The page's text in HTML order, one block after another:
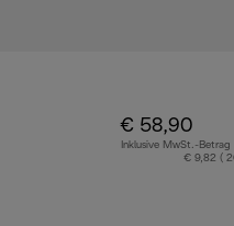
€ 58,90
Inklusive MwSt.-Betrag
€ 9,82 (